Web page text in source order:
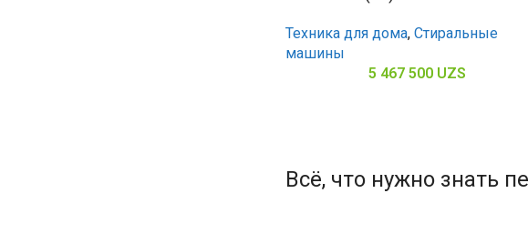
Техника для дома, Стиральные
машины
5 467 500 UZS
Всё, что нужно знать